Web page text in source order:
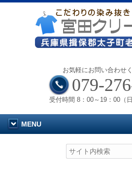
お気軽にお問い合わせく
079-
受付時間 8：00～19：00（
MENU